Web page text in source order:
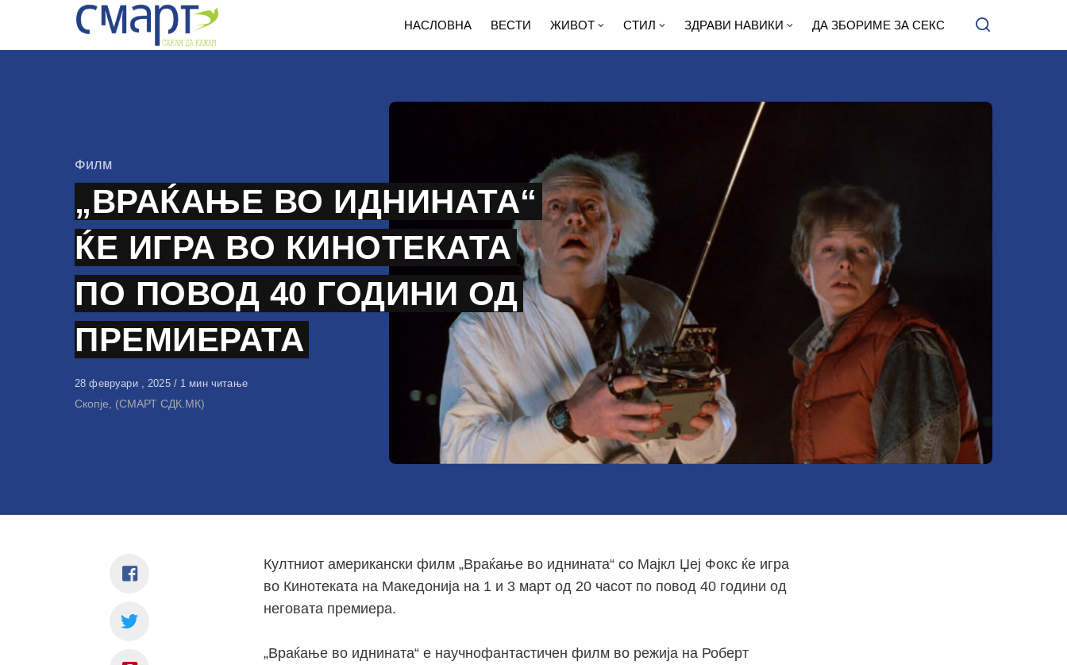
НАСЛОВНА ВЕСТИ ЖИВОТ СТИЛ ЗДРАВИ НАВИКИ ДА ЗБОРИМЕ ЗА СЕКС
КАтегорија
Филм
„ВРАЌАЊЕ ВО ИДНИНАТА“
ЌЕ ИГРА ВО КИНОТЕКАТА
ПО ПОВОД 40 ГОДИНИ ОД
ПРЕМИЕРАТА
Објавено
на
28 февруари , 2025 1 мин читање
Скопје, (СМАРТ СДК.МК)
Култниот американски филм „Враќање во иднината“ со Мајкл Џеј Фокс ќе игра
во Кинотеката на Македонија на 1 и 3 март од 20 часот по повод 40 години од
неговата премиера.
„Враќање во иднината“ е научнофантастичен филм во режија на Роберт